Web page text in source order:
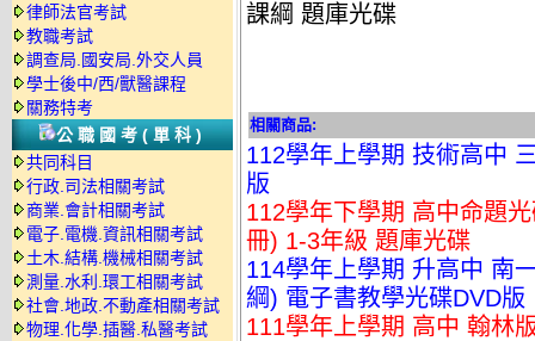
律師法官考試
教職考試
調查局.國安局.外交人員
學士後中/西/獸醫課程
關務特考
公職國考(單科)
共同科目
行政.司法相關考試
商業.會計相關考試
電子.電機.資訊相關考試
土木.結構.機械相關考試
測量.水利.環工相關考試
社會.地政.不動產相關考試
物理.化學.插醫.私醫考試
課綱 題庫光碟
相關商品:
112學年上學期 技術高中
版
112學年下學期 高中命
冊) 1-3年級 題庫光碟
114學年上學期 升高中 南
綱) 電子書教學光碟DVD版
111學年上學期 高中 翰林